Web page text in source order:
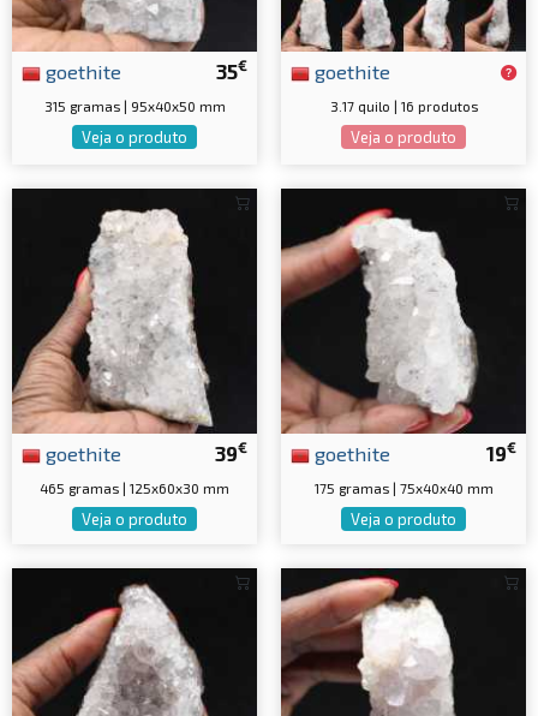
35€
goethite
315 gramas | 95x40x50 mm
Veja o produto
goethite
3.17 quilo | 16 produtos
Veja o produto
39€
goethite
465 gramas | 125x60x30 mm
Veja o produto
19€
goethite
175 gramas | 75x40x40 mm
Veja o produto